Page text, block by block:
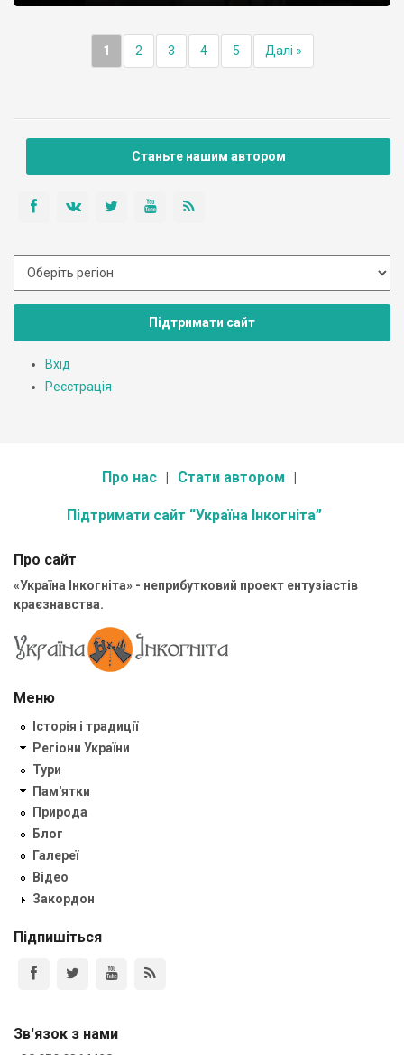
1 2 3 4 5 Далі »
Станьте нашим автором
Підтримати сайт
Вхід
Реєстрація
Про нас Стати автором
Підтримати сайт “Україна Інкогніта”
Про сайт
«Україна Інкогніта» - неприбутковий проект ентузіастів
краєзнавства.
Меню
Історія і традиції
Регіони України
Тури
Пам'ятки
Природа
Блог
Галереї
Відео
Закордон
Підпишіться
Зв'язок з нами